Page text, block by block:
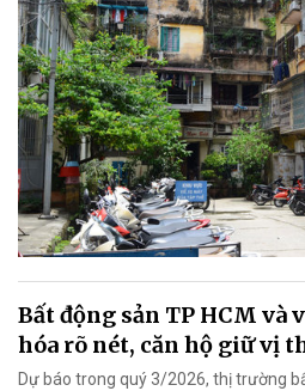
Bất động sản TP HCM và
hóa rõ nét, căn hộ giữ vị
Dự báo trong quý 3/2026, thị trường